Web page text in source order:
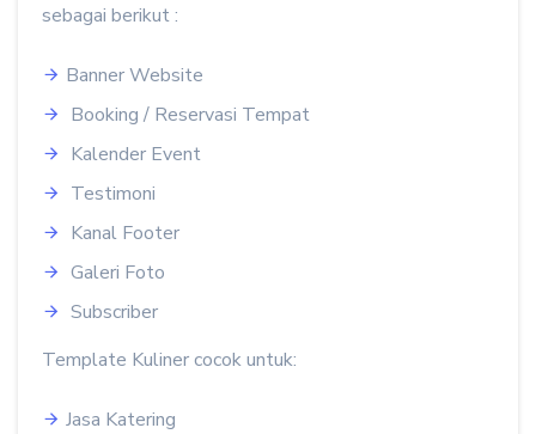
sebagai berikut :
Banner Website
Booking / Reservasi Tempat
Kalender Event
Testimoni
Kanal Footer
Galeri Foto
Subscriber
Template Kuliner cocok untuk:
Jasa Katering